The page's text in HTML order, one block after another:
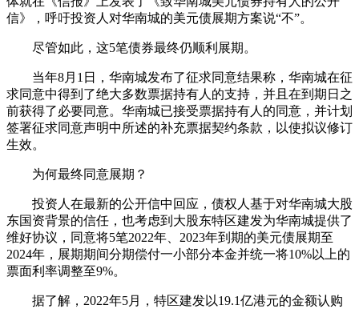
信》，呼吁投资人对华南城的美元债展期方案说“不”。
尽管如此，这5笔债券最终仍顺利展期。
当年8月1日，华南城发布了征求同意结果称，华南城在征
求同意中得到了绝大多数票据持有人的支持，并且在到期日之
前获得了必要同意。华南城已接受票据持有人的同意，并计划
签署征求同意声明中所述的补充票据契约条款，以使拟议修订
生效。
为何最终同意展期？
投资人在最新的公开信中回应，债权人基于对华南城大股
东国资背景的信任，也考虑到大股东特区建发为华南城提供了
维好协议，同意将5笔2022年、2023年到期的美元债展期至
2024年，展期期间分期偿付一小部分本金并统一将10%以上的
票面利率调整至9%。
据了解，2022年5月，特区建发以19.1亿港元的金额认购